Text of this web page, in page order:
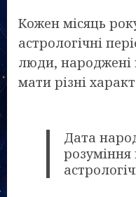
Кожен місяць
астрологічні
люди, народжені
мати різні
Дата
розуміння